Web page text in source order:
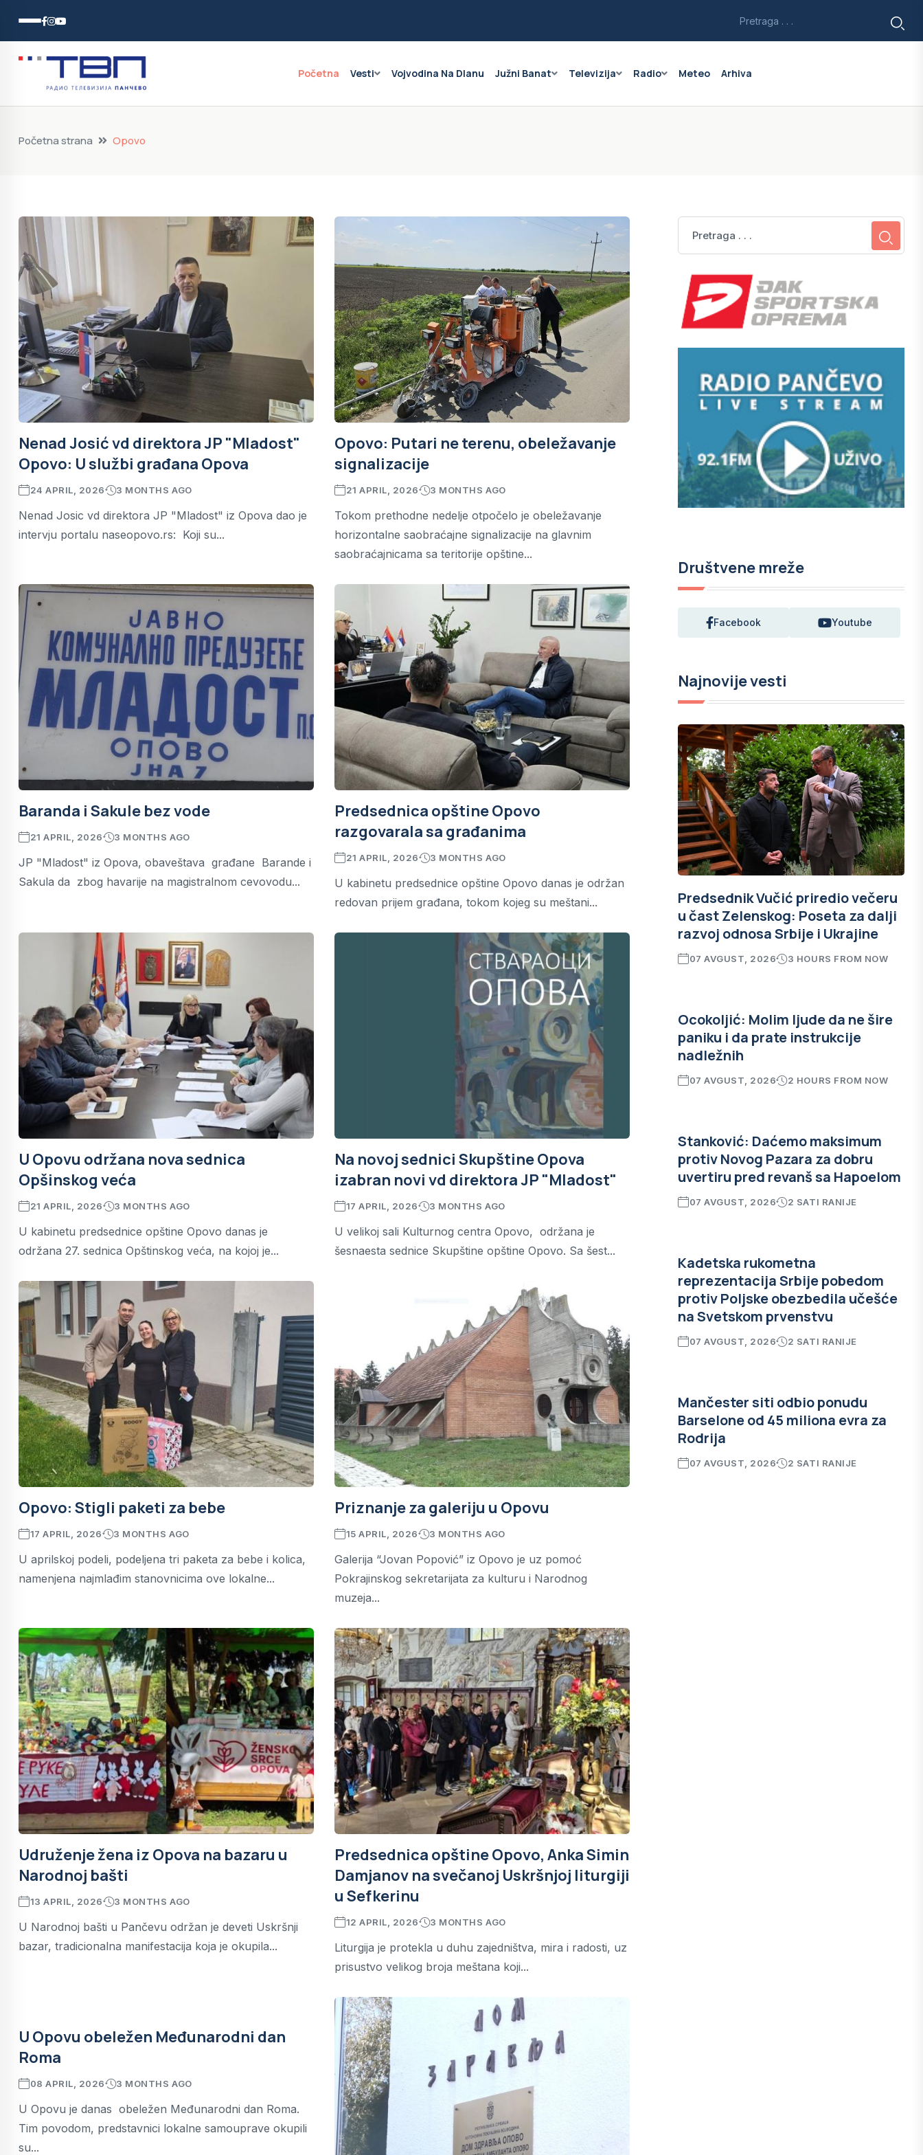
Početna Vesti Vojvodina Na Dlanu Južni Banat Televizija Radio Meteo Arhiva
Početna strana Opovo
Nenad Josić vd direktora JP "Mladost"
Opovo: U službi građana Opova
24 APRIL, 2026 3 MONTHS AGO
Nenad Josic vd direktora JP "Mladost" iz Opova dao je
intervju portalu naseopovo.rs: Koji su...
Opovo: Putari ne terenu, obeležavanje
signalizacije
21 APRIL, 2026 3 MONTHS AGO
Tokom prethodne nedelje otpočelo je obeležavanje
horizontalne saobraćajne signalizacije na glavnim
saobraćajnicama sa teritorije opštine...
Baranda i Sakule bez vode
21 APRIL, 2026 3 MONTHS AGO
JP "Mladost" iz Opova, obaveštava građane Barande i
Sakula da zbog havarije na magistralnom cevovodu...
Predsednica opštine Opovo
razgovarala sa građanima
21 APRIL, 2026 3 MONTHS AGO
U kabinetu predsednice opštine Opovo danas je održan
redovan prijem građana, tokom kojeg su meštani...
U Opovu održana nova sednica
Opšinskog veća
21 APRIL, 2026 3 MONTHS AGO
U kabinetu predsednice opštine Opovo danas je
održana 27. sednica Opštinskog veća, na kojoj je...
Na novoj sednici Skupštine Opova
izabran novi vd direktora JP "Mladost"
17 APRIL, 2026 3 MONTHS AGO
U velikoj sali Kulturnog centra Opovo, održana je
šesnaesta sednice Skupštine opštine Opovo. Sa šest...
Opovo: Stigli paketi za bebe
17 APRIL, 2026 3 MONTHS AGO
U aprilskoj podeli, podeljena tri paketa za bebe i kolica,
namenjena najmlađim stanovnicima ove lokalne...
Priznanje za galeriju u Opovu
15 APRIL, 2026 3 MONTHS AGO
Galerija “Jovan Popović” iz Opovo je uz pomoć
Pokrajinskog sekretarijata za kulturu i Narodnog
muzeja...
Udruženje žena iz Opova na bazaru u
Narodnoj bašti
13 APRIL, 2026 3 MONTHS AGO
U Narodnoj bašti u Pančevu održan je deveti Uskršnji
bazar, tradicionalna manifestacija koja je okupila...
Predsednica opštine Opovo, Anka Simin
Damjanov na svečanoj Uskršnjoj liturgiji
u Sefkerinu
12 APRIL, 2026 3 MONTHS AGO
Liturgija je protekla u duhu zajedništva, mira i radosti, uz
prisustvo velikog broja meštana koji...
U Opovu obeležen Međunarodni dan
Roma
08 APRIL, 2026 3 MONTHS AGO
U Opovu je danas obeležen Međunarodni dan Roma.
Tim povodom, predstavnici lokalne samouprave okupili
su...
Društvene mreže
Facebook Youtube
Najnovije vesti
Predsednik Vučić priredio večeru
u čast Zelenskog: Poseta za dalji
razvoj odnosa Srbije i Ukrajine
07 AVGUST, 2026 3 HOURS FROM NOW
Ocokoljić: Molim ljude da ne šire
paniku i da prate instrukcije
nadležnih
07 AVGUST, 2026 2 HOURS FROM NOW
Stanković: Daćemo maksimum
protiv Novog Pazara za dobru
uvertiru pred revanš sa Hapoelom
07 AVGUST, 2026 2 SATI RANIJE
Kadetska rukometna
reprezentacija Srbije pobedom
protiv Poljske obezbedila učešće
na Svetskom prvenstvu
07 AVGUST, 2026 2 SATI RANIJE
Mančester siti odbio ponudu
Barselone od 45 miliona evra za
Rodrija
07 AVGUST, 2026 2 SATI RANIJE